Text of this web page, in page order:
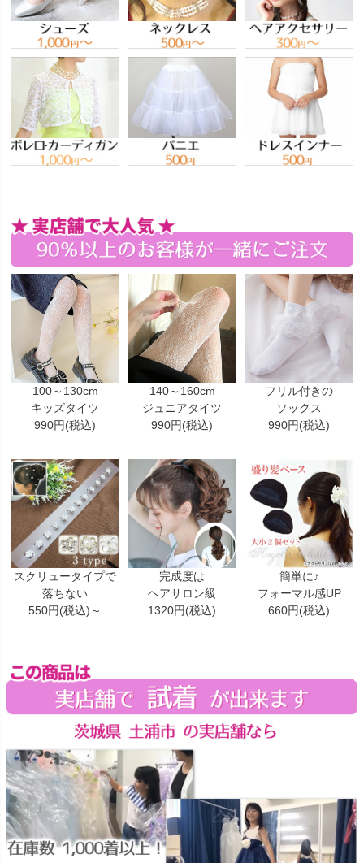
100～130cm
キッズタイツ
990円(税込)
140～160cm
ジュニアタイツ
990円(税込)
フリル付きの
ソックス
990円(税込)
スクリュータイプで
落ちない
550円(税込)～
完成度は
ヘアサロン級
1320円(税込)
簡単に♪
フォーマル感UP
660円(税込)